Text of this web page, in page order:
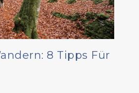
8 Tipps Für